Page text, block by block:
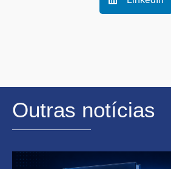
Outras notícias